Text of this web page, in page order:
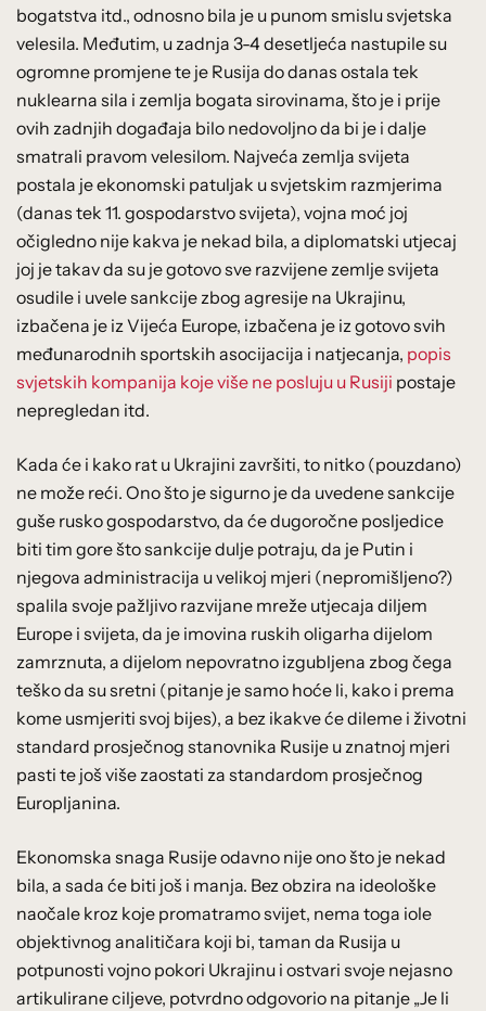
bogatstva itd., odnosno bila je u punom smislu svjetska
velesila. Međutim, u zadnja 3-4 desetljeća nastupile su
ogromne promjene te je Rusija do danas ostala tek
nuklearna sila i zemlja bogata sirovinama, što je i prije
ovih zadnjih događaja bilo nedovoljno da bi je i dalje
smatrali pravom velesilom. Najveća zemlja svijeta
postala je ekonomski patuljak u svjetskim razmjerima
(danas tek 11. gospodarstvo svijeta), vojna moć joj
očigledno nije kakva je nekad bila, a diplomatski utjecaj
joj je takav da su je gotovo sve razvijene zemlje svijeta
osudile i uvele sankcije zbog agresije na Ukrajinu,
izbačena je iz Vijeća Europe, izbačena je iz gotovo svih
međunarodnih sportskih asocijacija i natjecanja, popis
svjetskih kompanija koje više ne posluju u Rusiji postaje
nepregledan itd.
Kada će i kako rat u Ukrajini završiti, to nitko (pouzdano)
ne može reći. Ono što je sigurno je da uvedene sankcije
guše rusko gospodarstvo, da će dugoročne posljedice
biti tim gore što sankcije dulje potraju, da je Putin i
njegova administracija u velikoj mjeri (nepromišljeno?)
spalila svoje pažljivo razvijane mreže utjecaja diljem
Europe i svijeta, da je imovina ruskih oligarha dijelom
zamrznuta, a dijelom nepovratno izgubljena zbog čega
teško da su sretni (pitanje je samo hoće li, kako i prema
kome usmjeriti svoj bijes), a bez ikakve će dileme i životni
standard prosječnog stanovnika Rusije u znatnoj mjeri
pasti te još više zaostati za standardom prosječnog
Europljanina.
Ekonomska snaga Rusije odavno nije ono što je nekad
bila, a sada će biti još i manja. Bez obzira na ideološke
naočale kroz koje promatramo svijet, nema toga iole
objektivnog analitičara koji bi, taman da Rusija u
potpunosti vojno pokori Ukrajinu i ostvari svoje nejasno
artikulirane ciljeve, potvrdno odgovorio na pitanje „Je li